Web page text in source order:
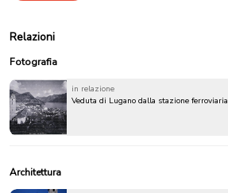
Relazioni
Fotografia
in relazione
Veduta di Lugano dalla stazione ferroviaria
Architettura